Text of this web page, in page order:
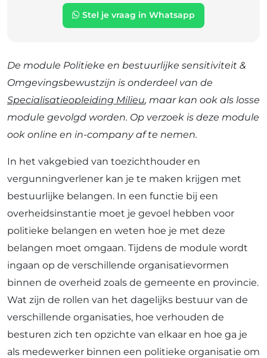
De module Politieke en bestuurlijke sensitiviteit &
Omgevingsbewustzijn is onderdeel van de
Specialisatieopleiding Milieu, maar kan ook als losse
module gevolgd worden. Op verzoek is deze module
ook online en in-company af te nemen.
In het vakgebied van toezichthouder en
vergunningverlener kan je te maken krijgen met
bestuurlijke belangen. In een functie bij een
overheidsinstantie moet je gevoel hebben voor
politieke belangen en weten hoe je met deze
belangen moet omgaan. Tijdens de module wordt
ingaan op de verschillende organisatievormen
binnen de overheid zoals de gemeente en provincie.
Wat zijn de rollen van het dagelijks bestuur van de
verschillende organisaties, hoe verhouden de
besturen zich ten opzichte van elkaar en hoe ga je
als medewerker binnen een politieke organisatie om
Stel je vraag in Whatsapp